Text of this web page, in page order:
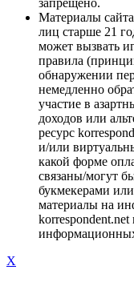
Материалы
лиц старше 21
может вызвать
правила
обнаружении
немедленно
участие в
доходов или
ресурс
и/или
какой форме
связаны/могут
букмекерами
материалы на
X